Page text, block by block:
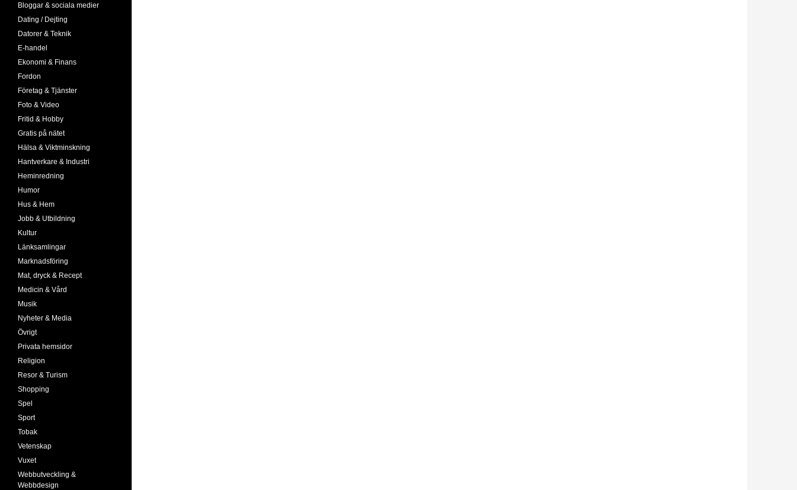
Bloggar & sociala medier
Dating / Dejting
Datorer & Teknik
E-handel
Ekonomi & Finans
Fordon
Företag & Tjänster
Foto & Video
Fritid & Hobby
Gratis på nätet
Hälsa & Viktminskning
Hantverkare & Industri
Heminredning
Humor
Hus & Hem
Jobb & Utbildning
Kultur
Länksamlingar
Marknadsföring
Mat, dryck & Recept
Medicin & Vård
Musik
Nyheter & Media
Övrigt
Privata hemsidor
Religion
Resor & Turism
Shopping
Spel
Sport
Tobak
Vetenskap
Vuxet
Webbutveckling &
Webbdesign